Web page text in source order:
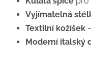
Vyjímatelná
Textilní kožíšek
Moderní italský